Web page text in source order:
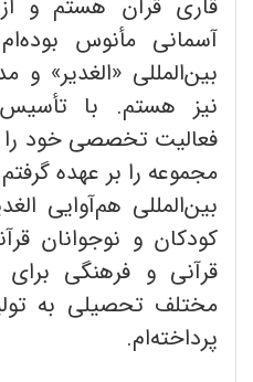
قاری قرآن هستم و
آسمانی مأنوس
بین‌المللی «الغدیر»
نیز هستم. با
فعالیت تخصصی خود را
مجموعه را بر عهده
بین‌المللی هم‌آوایی
کودکان و نوجوانان
قرآنی و فرهنگی
مختلف تحصیلی به
پرداخته‌ام.